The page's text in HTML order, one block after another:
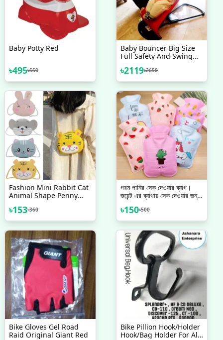
Baby Potty Red
৳495৳550
Baby Bouncer Big Size
Full Safety And Swing
৳2119৳2650
Fashion Mini Rabbit Cat
Animal Shape Penny
Crossbody Handbags
৳153৳360
গরম পানির সেক দেওয়ার ব্যাগ।
জয়েন্ট এর ব্যাথায় সেক দেওয়ার জন্য
Water Heater Bag
৳150৳500
Bike Gloves Gel Road
Raid Original Giant Red
Bike Pillion Hook/Holder
Hook/Bag Holder For All